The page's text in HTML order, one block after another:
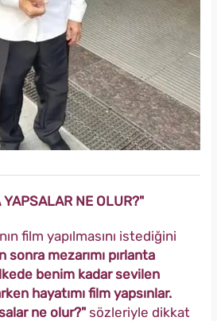
NE OLUR?"
film yapılmasını istediğini
sonra mezarımı pırlanta
benim kadar sevilen
hayatımı film yapsınlar.
ne olur?" sözleriyle dikkat